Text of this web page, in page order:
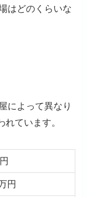
はどのくらいな
によって異なり
ています。
円